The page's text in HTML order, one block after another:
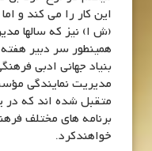
این کار را می کند و
(ش ا) نیز که سالها
همینطور سر دبیر
بنیاد جهانی ادبی
مدیریت نمایندگی
متقبل شده اند که
برنامه های مختلف
خواهندکرد.